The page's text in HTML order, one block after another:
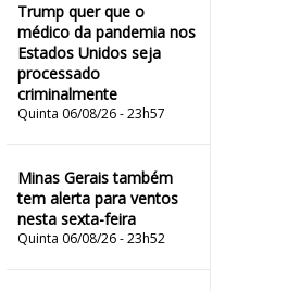
Trump quer que o
médico da pandemia nos
Estados Unidos seja
processado
criminalmente
Quinta 06/08/26 - 23h57
Minas Gerais também
tem alerta para ventos
nesta sexta-feira
Quinta 06/08/26 - 23h52